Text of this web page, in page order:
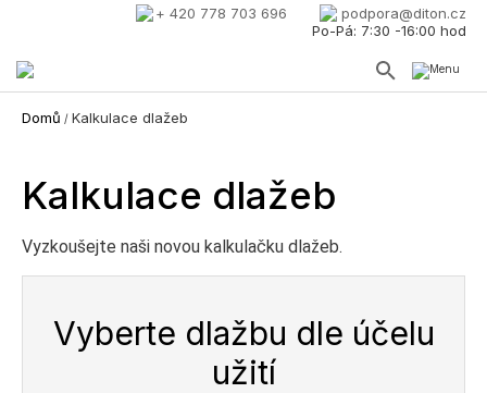
+ 420 778 703 696
podpora@diton.cz
Po-Pá: 7:30 -16:00 hod
Domů / Kalkulace dlažeb
Kalkulace dlažeb
Vyzkoušejte naši novou kalkulačku dlažeb.
Vyberte dlažbu dle účelu
užití